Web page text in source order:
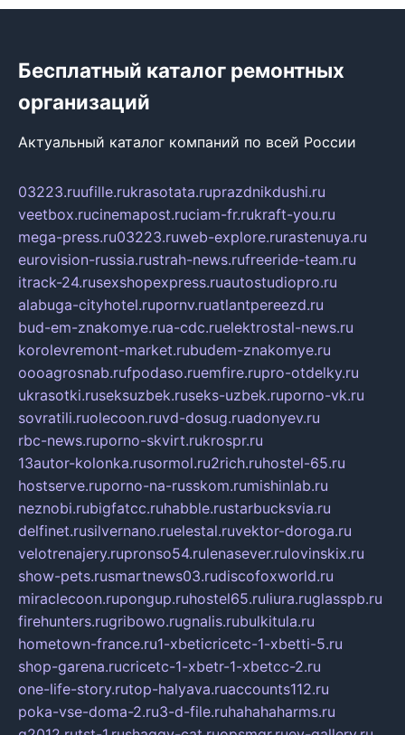
Бесплатный каталог ремонтных
организаций
Актуальный каталог компаний по всей России
03223.ruufille.rukrasotata.ruprazdnikdushi.ru
veetbox.rucinemapost.ruciam-fr.rukraft-you.ru
mega-press.ru03223.ruweb-explore.rurastenuya.ru
eurovision-russia.rustrah-news.rufreeride-team.ru
itrack-24.rusexshopexpress.ruautostudiopro.ru
alabuga-cityhotel.rupornv.ruatlantpereezd.ru
bud-em-znakomye.rua-cdc.ruelektrostal-news.ru
korolevremont-market.rubudem-znakomye.ru
oooagrosnab.rufpodaso.ruemfire.rupro-otdelky.ru
ukrasotki.ruseksuzbek.ruseks-uzbek.ruporno-vk.ru
sovratili.ruolecoon.ruvd-dosug.ruadonyev.ru
rbc-news.ruporno-skvirt.rukrospr.ru
13autor-kolonka.rusormol.ru2rich.ruhostel-65.ru
hostserve.ruporno-na-russkom.rumishinlab.ru
neznobi.rubigfatcc.ruhabble.rustarbucksvia.ru
delfinet.rusilvernano.ruelestal.ruvektor-doroga.ru
velotrenajery.rupronso54.rulenasever.rulovinskix.ru
show-pets.rusmartnews03.rudiscofoxworld.ru
miraclecoon.rupongup.ruhostel65.ruliura.ruglasspb.ru
firehunters.rugribowo.rugnalis.rubulkitula.ru
hometown-france.ru1-xbeticricetc-1-xbetti-5.ru
shop-garena.rucricetc-1-xbetr-1-xbetcc-2.ru
one-life-story.rutop-halyava.ruaccounts112.ru
poka-vse-doma-2.ru3-d-file.ruhahahaharms.ru